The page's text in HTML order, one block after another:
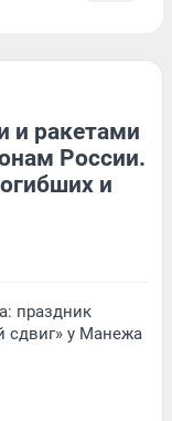
и ракетами
России.
и
праздник
сдвиг» у Манежа